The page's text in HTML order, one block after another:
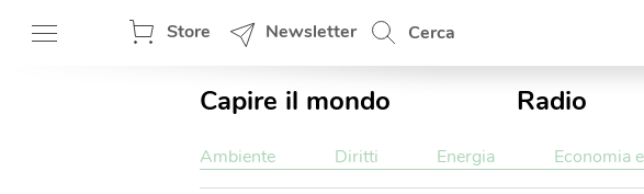
Store Newsletter Cerca
Capire il mondo Radio
Ambiente Diritti Energia Economia